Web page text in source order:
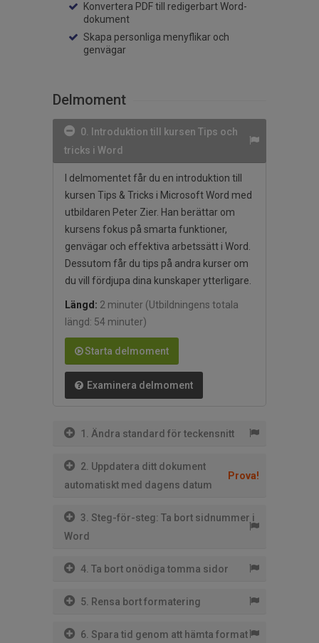
Konvertera PDF till redigerbart Word-
dokument
Skapa personliga menyflikar och
genvägar
Delmoment
0. Introduktion till kursen Tips och
tricks i Word
I delmomentet får du en introduktion till
kursen Tips & Tricks i Microsoft Word med
utbildaren Peter Zier. Han berättar om
kursens fokus på smarta funktioner,
genvägar och effektiva arbetssätt i Word.
Dessutom får du tips på andra kurser om
du vill fördjupa dina kunskaper ytterligare.
Längd: 2 minuter (Utbildningens totala
längd: 54 minuter)
Starta delmoment
Examinera delmoment
1. Ändra standard för teckensnitt
2. Uppdatera ditt dokument
automatiskt med dagens datum
Prova!
3. Steg-för-steg: Ta bort sidnummer i
Word
4. Ta bort onödiga tomma sidor
5. Rensa bort formatering
6. Spara tid genom att hämta format